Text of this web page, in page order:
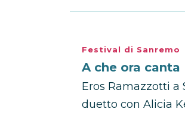
Festival di Sanremo
A che ora canta
Eros Ramazzotti a
duetto con Alicia